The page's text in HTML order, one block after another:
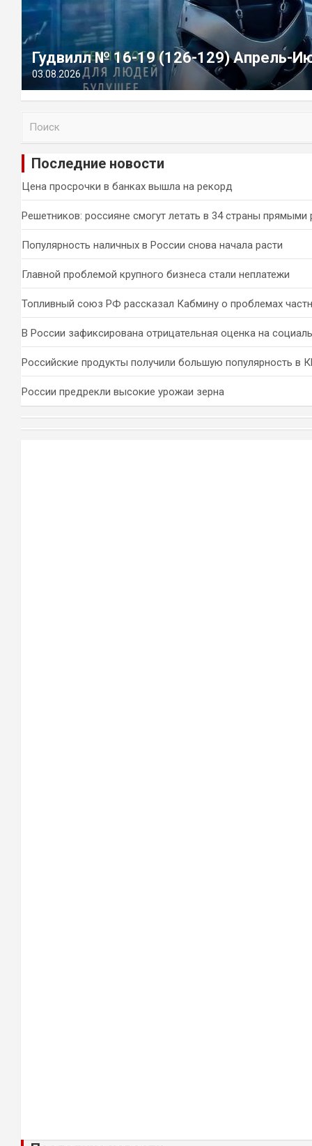
Гудвилл № 16-19 (126-129) Апрель-
03.08.2026
и
Последние новости
Цена просрочки в банках вышла на рекорд
Решетников: россияне смогут летать в 34 страны прямыми
Популярность наличных в России снова начала расти
Главной проблемой крупного бизнеса стали неплатежи
Топливный союз РФ рассказал Кабмину о проблемах
В России зафиксирована отрицательная оценка на
Российские продукты получили большую популярность в
России предрекли высокие урожаи зерна